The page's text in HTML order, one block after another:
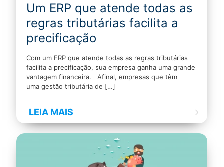
Um ERP que atende todas as
regras tributárias facilita a
precificação
Com um ERP que atende todas as regras tributárias
facilita a precificação, sua empresa ganha uma grande
vantagem financeira. Afinal, empresas que têm
uma gestão tributária de […]
LEIA MAIS